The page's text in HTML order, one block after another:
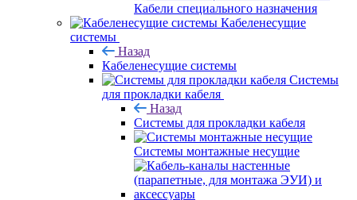
Кабели специального назначения
Кабеленесущие
системы
Назад
Кабеленесущие системы
Системы
для прокладки кабеля
Назад
Системы для прокладки кабеля
Системы монтажные несущие